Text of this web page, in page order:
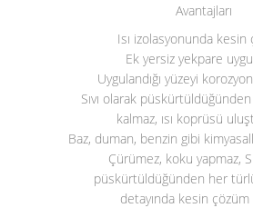
Avantajları
Isı izolasyonunda kesin
Ek yersiz yekpare
Uygulandığı yüzeyi
Sıvı olarak
kalmaz, ısı koprüsü
Baz, duman, benzin gibi
Çürümez, koku yapmaz,
püskürtüldüğünden her
detayında kesin çözüm